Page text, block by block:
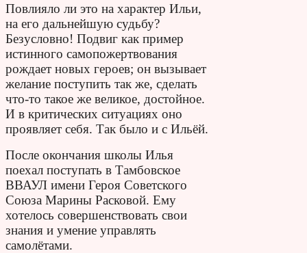
Повлияло ли это на характер Ильи,
на его дальнейшую судьбу?
Безусловно! Подвиг как пример
истинного самопожертвования
рождает новых героев; он вызывает
желание поступить так же, сделать
что-то такое же великое, достойное.
И в критических ситуациях оно
проявляет себя. Так было и с Ильёй.
После окончания школы Илья
поехал поступать в Тамбовское
ВВАУЛ имени Героя Советского
Союза Марины Расковой. Ему
хотелось совершенствовать свои
знания и умение управлять
самолётами.